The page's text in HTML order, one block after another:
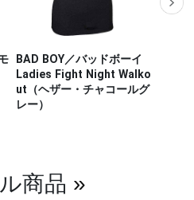
BAD BOY／バッドボーイ
Ladies Fight Night Walko
ut（ヘザー・チャコールグ
レー）
商品 »